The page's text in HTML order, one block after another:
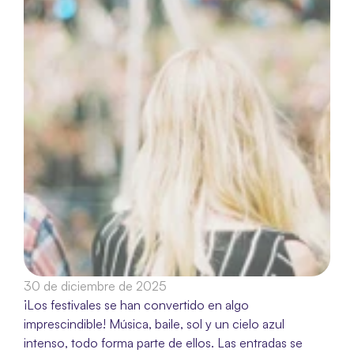
30 de diciembre de 2025
¡Los festivales se han convertido en algo
imprescindible! Música, baile, sol y un cielo azul
intenso, todo forma parte de ellos. Las entradas se